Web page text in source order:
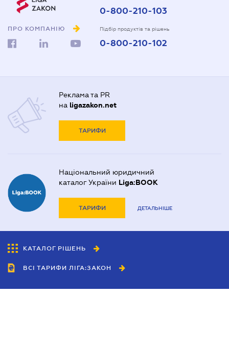
ПРО КОМПАНІЮ
0-800-210-103
Підбір продуктів та рішень
0-800-210-102
Реклама та PR
на ligazakon.net
ТАРИФИ
Національний юридичний
каталог України Liga:BOOK
ТАРИФИ ДЕТАЛЬНІШЕ
КАТАЛОГ РІШЕНЬ
ВСІ ТАРИФИ ЛІГА:ЗАКОН